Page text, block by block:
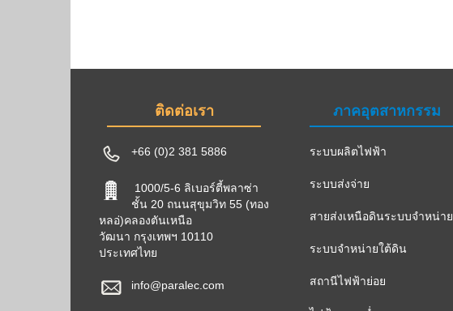
ติดต่อเรา
+66 (0)2 381 5886
1000/5-6 ลิเบอร์ตี้พลาซ่า
ชั้น 20 ถนนสุขุมวิท 55 (ทอง
หลอ่)คลองตันเหนือ
วัฒนา กรุงเทพฯ 10110
ประเทศไทย
info@paralec.com
ภาคอุตสาหกรรม
ระบบผลิตไฟฟ้า
ระบบส่งจ่าย
สายส่งเหนือดินระบบจำหน่าย
ระบบจำหน่ายใต้ดิน
สถานีไฟฟ้าย่อย